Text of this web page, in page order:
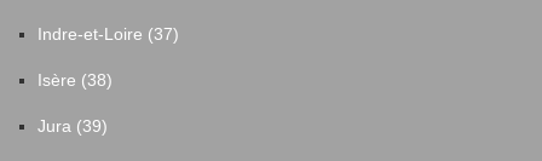
Indre-et-Loire (37)
Isère (38)
Jura (39)